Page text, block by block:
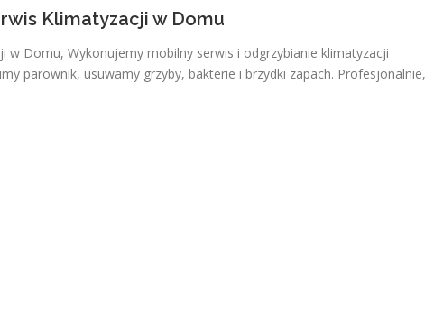
Klimatyzacji w Domu
w Domu, Wykonujemy mobilny serwis i odgrzybianie klimatyzacji
parownik, usuwamy grzyby, bakterie i brzydki zapach. Profesjonalnie,